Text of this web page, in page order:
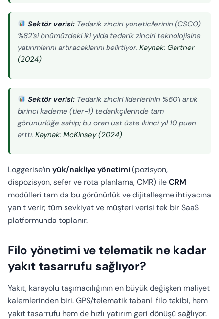
Sektör verisi: Tedarik zinciri yöneticilerinin (CSCO)
%82’si önümüzdeki iki yılda tedarik zinciri teknolojisine
yatırımlarını artıracaklarını belirtiyor. Kaynak: Gartner
(2024)
Sektör verisi: Tedarik zinciri liderlerinin %60’ı artık
birinci kademe (tier-1) tedarikçilerinde tam
görünürlüğe sahip; bu oran üst üste ikinci yıl 10 puan
arttı. Kaynak: McKinsey (2024)
Loggerise’ınyük/nakliye yönetimi (pozisyon,
dispozisyon, sefer ve rota planlama, CMR) ileCRM
modülleri tam da bu görünürlük ve dijitalleşme ihtiyacına
yanıt verir; tüm sevkiyat ve müşteri verisi tek bir SaaS
platformunda toplanır.
Filo yönetimi ve telematik ne kadar
yakıt tasarrufu sağlıyor?
Yakıt, karayolu taşımacılığının en büyük değişken maliyet
kalemlerinden biri. GPS/telematik tabanlı filo takibi, hem
yakıt tasarrufu hem de hızlı yatırım geri dönüşü sağlıyor.